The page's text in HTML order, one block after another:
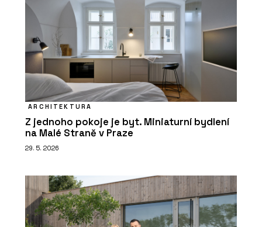
ARCHITEKTURA
Z jednoho pokoje je byt. Miniaturní bydlení
na Malé Straně v Praze
29. 5. 2026